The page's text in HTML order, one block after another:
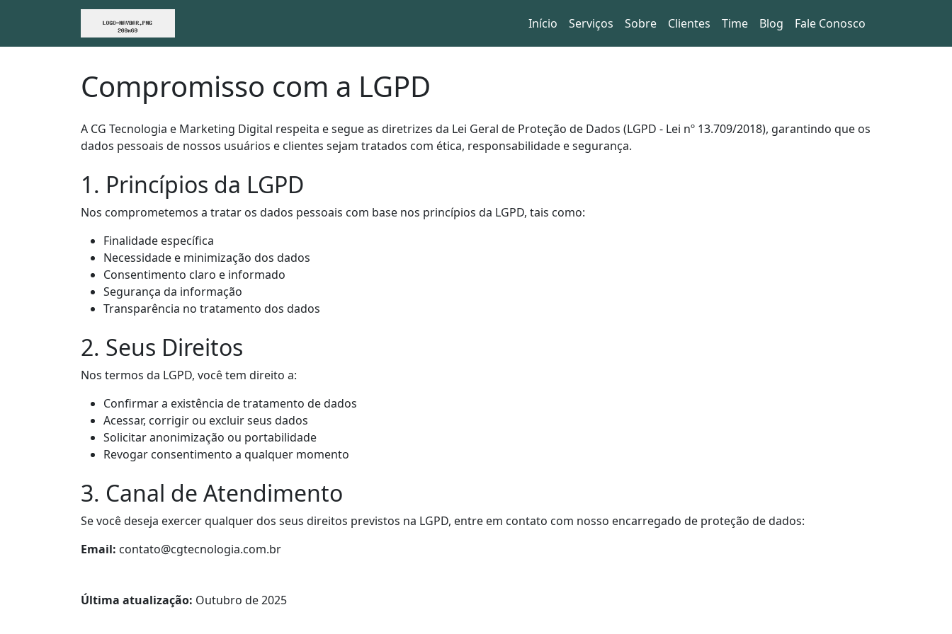
Início Serviços Sobre Clientes Time Blog Fale Conosco
Compromisso com a LGPD
A CG Tecnologia e Marketing Digital respeita e segue as diretrizes da Lei Geral de Proteção de Dados (LGPD - Lei nº 13.709/2018), garantindo que os
dados pessoais de nossos usuários e clientes sejam tratados com ética, responsabilidade e segurança.
1. Princípios da LGPD
Nos comprometemos a tratar os dados pessoais com base nos princípios da LGPD, tais como:
Finalidade específica
Necessidade e minimização dos dados
Consentimento claro e informado
Segurança da informação
Transparência no tratamento dos dados
2. Seus Direitos
Nos termos da LGPD, você tem direito a:
Confirmar a existência de tratamento de dados
Acessar, corrigir ou excluir seus dados
Solicitar anonimização ou portabilidade
Revogar consentimento a qualquer momento
3. Canal de Atendimento
Se você deseja exercer qualquer dos seus direitos previstos na LGPD, entre em contato com nosso encarregado de proteção de dados:
Email: contato@cgtecnologia.com.br
Última atualização: Outubro de 2025